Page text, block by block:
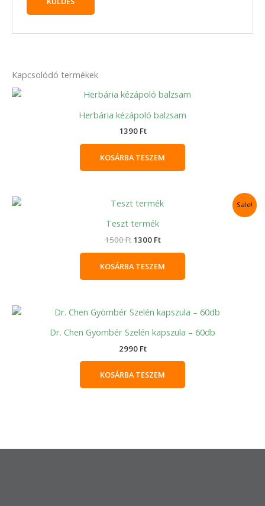
Kapcsolódó termékek
Herbária kézápoló balzsam
1390 Ft
KOSÁRBA TESZEM
Sale!
Teszt termék
1500Ft
Original
was:
1300 Ft
Current
KOSÁRBA TESZEM
Dr. Chen Gyömbér Szelén kapszula – 60db
2990 Ft
KOSÁRBA TESZEM